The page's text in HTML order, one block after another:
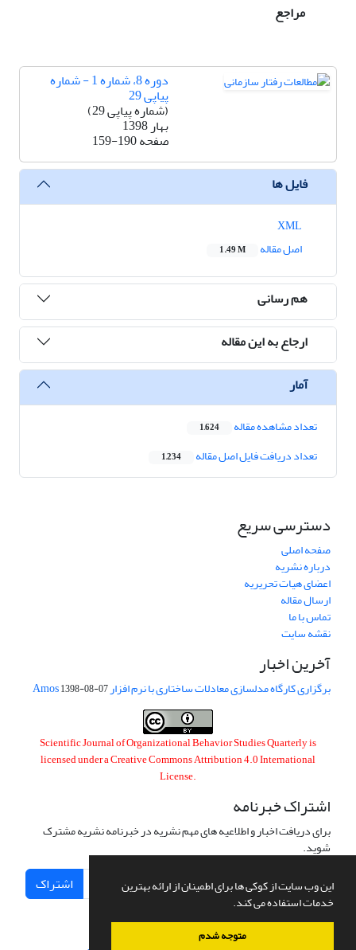
این وب سایت از کوکی ها برای اطمینان از ارائه بهترین
خدمات استفاده می کند.
متوجه شدم
مراجع
دوره 8، شماره 1 - شماره
پیاپی 29
(شماره پیاپی 29)
بهار 1398
صفحه159-190
فایل ها
اصل مقاله
1.49 M
هم رسانی
ارجاع به این مقاله
آمار
تعداد مشاهده مقاله 1,624
تعداد دریافت فایل اصل مقاله 1,234
دسترسی سریع
صفحه اصلی
درباره نشریه
اعضای هیات تحریریه
ارسال مقاله
تماس با ما
نقشه سایت
آخرین اخبار
برگزاری کارگاه مدلسازی معادلات ساختاری با نرم افزار Amos1398-08-07
Scientific Journal of Organizational Behavior Studies Quarterly is
licensed under aCreative Commons Attribution 4.0 International
License.
اشتراک خبرنامه
برای دریافت اخبار و اطلاعیه های مهم نشریه در خبرنامه نشریه مشترک
شوید.
اشتراک